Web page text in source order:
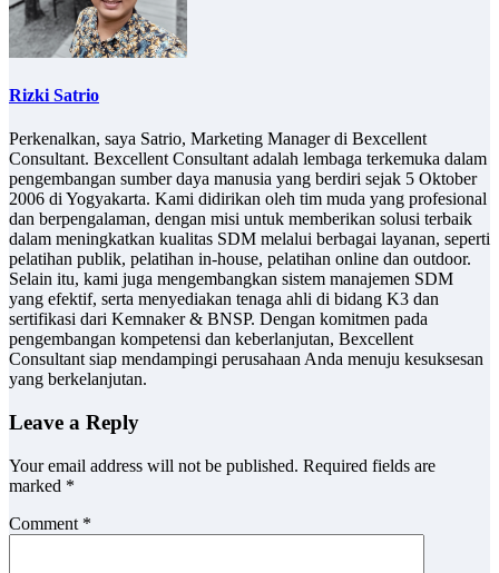
Rizki Satrio
Perkenalkan, saya Satrio, Marketing Manager di Bexcellent
Consultant. Bexcellent Consultant adalah lembaga terkemuka dalam
pengembangan sumber daya manusia yang berdiri sejak 5 Oktober
2006 di Yogyakarta. Kami didirikan oleh tim muda yang profesional
dan berpengalaman, dengan misi untuk memberikan solusi terbaik
dalam meningkatkan kualitas SDM melalui berbagai layanan, seperti
pelatihan publik, pelatihan in-house, pelatihan online dan outdoor.
Selain itu, kami juga mengembangkan sistem manajemen SDM
yang efektif, serta menyediakan tenaga ahli di bidang K3 dan
sertifikasi dari Kemnaker & BNSP. Dengan komitmen pada
pengembangan kompetensi dan keberlanjutan, Bexcellent
Consultant siap mendampingi perusahaan Anda menuju kesuksesan
yang berkelanjutan.
Leave a Reply
Your email address will not be published. Required fields are
marked *
Comment *